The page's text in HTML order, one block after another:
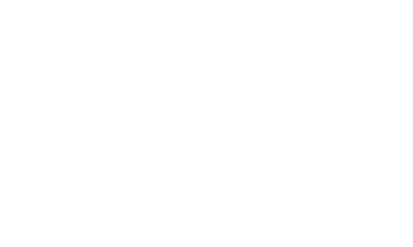
fagylalt, helyi alkoholos és lakoholmentes italok 10:00 és 24:00 óra